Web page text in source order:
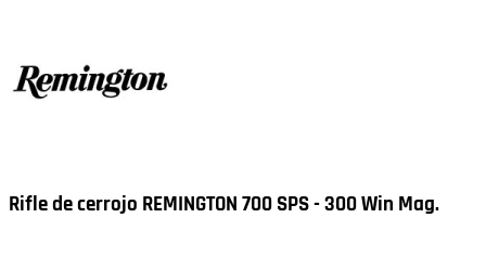
Rifle de cerrojo REMINGTON 700 SPS - 300 Win Mag.